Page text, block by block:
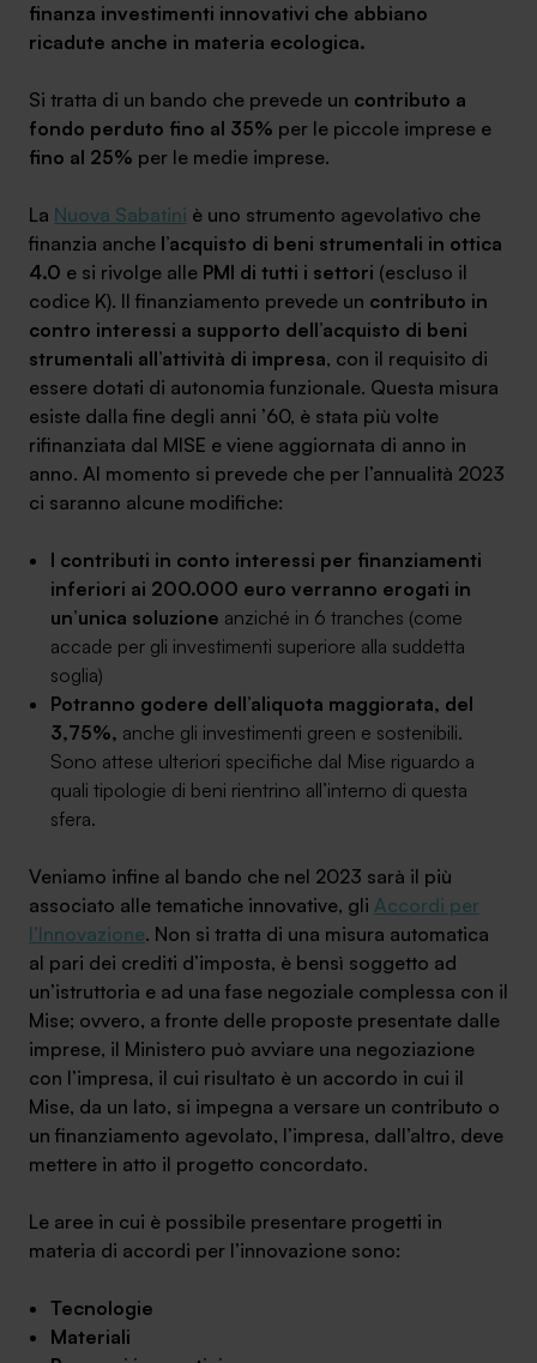
finanza investimenti innovativi che abbiano
ricadute anche in materia ecologica.
Si tratta di un bando che prevede un contributo a
fondo perduto fino al 35% per le piccole imprese e
fino al 25% per le medie imprese.
La Nuova Sabatini è uno strumento agevolativo che
finanzia anche l’acquisto di beni strumentali in ottica
4.0 e si rivolge alle PMI di tutti i settori (escluso il
codice K). Il finanziamento prevede un contributo in
contro interessi a supporto dell’acquisto di beni
strumentali all’attività di impresa, con il requisito di
essere dotati di autonomia funzionale. Questa misura
esiste dalla fine degli anni ’60, è stata più volte
rifinanziata dal MISE e viene aggiornata di anno in
anno. Al momento si prevede che per l’annualità 2023
ci saranno alcune modifiche:
I contributi in conto interessi per finanziamenti
inferiori ai 200.000 euro verranno erogati in
un’unica soluzione anziché in 6 tranches (come
accade per gli investimenti superiore alla suddetta
soglia)
Potranno godere dell’aliquota maggiorata, del
3,75%, anche gli investimenti green e sostenibili.
Sono attese ulteriori specifiche dal Mise riguardo a
quali tipologie di beni rientrino all’interno di questa
sfera.
Veniamo infine al bando che nel 2023 sarà il più
associato alle tematiche innovative, gli Accordi per
l’Innovazione. Non si tratta di una misura automatica
al pari dei crediti d’imposta, è bensì soggetto ad
un’istruttoria e ad una fase negoziale complessa con il
Mise; ovvero, a fronte delle proposte presentate dalle
imprese, il Ministero può avviare una negoziazione
con l’impresa, il cui risultato è un accordo in cui il
Mise, da un lato, si impegna a versare un contributo o
un finanziamento agevolato, l’impresa, dall’altro, deve
mettere in atto il progetto concordato.
Le aree in cui è possibile presentare progetti in
materia di accordi per l’innovazione sono:
Tecnologie
Materiali